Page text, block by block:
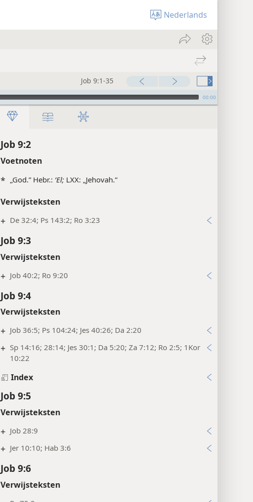
Nederlands
Job 9:1-35
00:00
Job 9:2
Voetnoten
* „God.” Hebr.: ʼEl; LXX: „Jehovah.”
Verwijsteksten
+ De 32:4; Ps 143:2; Ro 3:23
Job 9:3
Verwijsteksten
+ Job 40:2; Ro 9:20
Job 9:4
Verwijsteksten
+ Job 36:5; Ps 104:24; Jes 40:26; Da 2:20
+ Sp 14:16; 28:14; Jes 30:1; Da 5:20; Za 7:12; Ro 2:5; 1Kor
10:22
Index
Job 9:5
Verwijsteksten
+ Job 28:9
+ Jer 10:10; Hab 3:6
Job 9:6
Verwijsteksten